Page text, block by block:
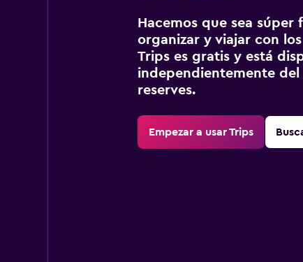
Hacemos que sea súper
organizar y viajar con
Trips es gratis y está
independientemente
reserves.
Empezar a usar Trips